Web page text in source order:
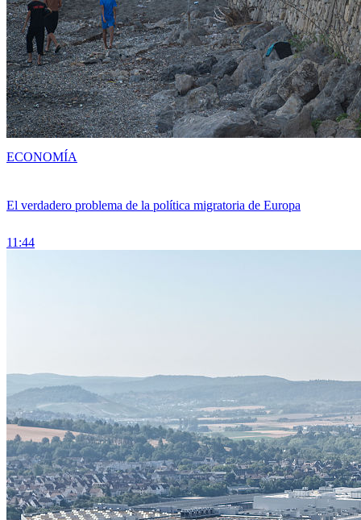
El verdadero problema de la política migratoria de Europa
11:44
ECONOMÍA